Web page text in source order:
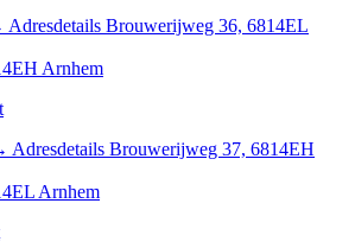
Adresdetails Brouwerijweg 36, 6814EL
Arnhem
Adresdetails Brouwerijweg 37, 6814EH
Arnhem